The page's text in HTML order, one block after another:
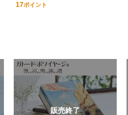
17ポイント
販売終了